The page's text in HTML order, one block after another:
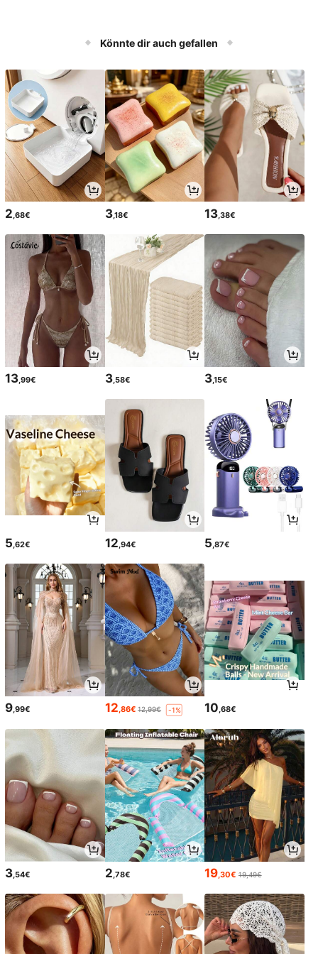
Könnte dir auch gefallen
2 ,68€ 3,18€ 13 ,38€
13,99€ 3,58€ 3,15€
5,62€ 12,94€ 5,87€
9,99€ 12,86€ 12,99€ -1% 10,68€
3 ,54€ 2 ,78€ 19 ,30€ 19,49€